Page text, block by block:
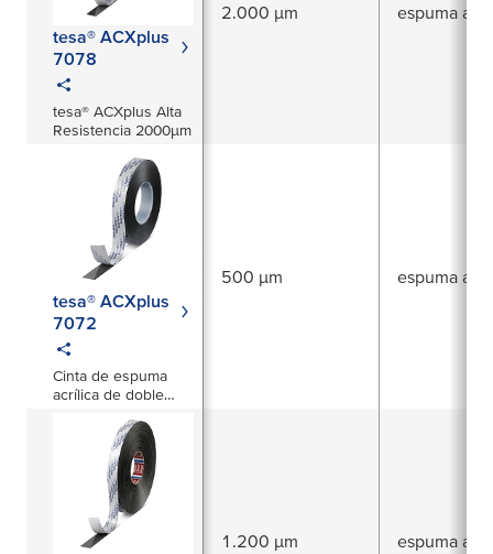
tesa® ACXplus
7078
tesa® ACXplus Alta
Resistencia 2000µm
2.000 µm espuma
tesa® ACXplus
7072
Cinta de espuma
acrílica de doble
500 µm espuma
1.200 µm espuma